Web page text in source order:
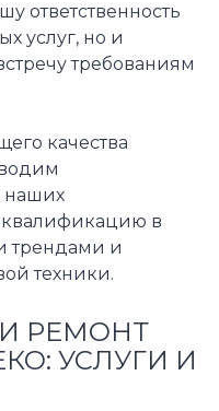
ответственность
услуг, но и
требованиям
качества
наших
квалификацию в
трендами и
техники.
РЕМОНТ
УСЛУГИ И